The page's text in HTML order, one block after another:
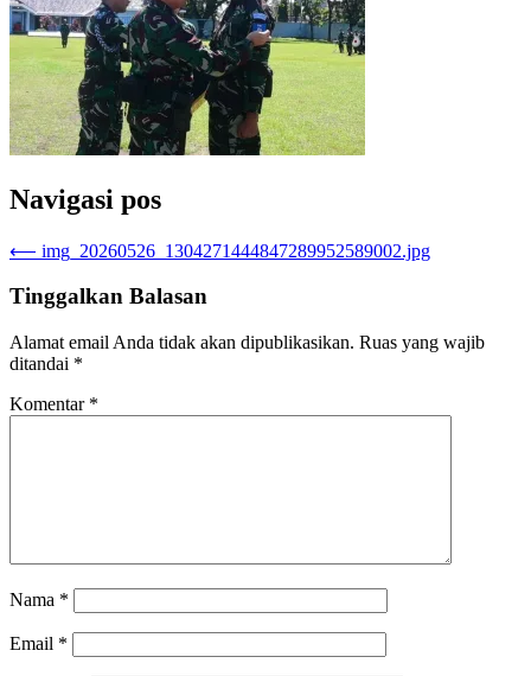
Navigasi pos
⟵ img_20260526_1304271444847289952589002.jpg
Tinggalkan Balasan
Alamat email Anda tidak akan dipublikasikan. Ruas yang wajib
ditandai *
Komentar *
Nama *
Email *